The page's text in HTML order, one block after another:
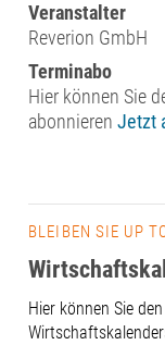
Veranstalter
Reverion GmbH
Terminabo
Hier können Sie
abonnierenJetzt
BLEIBEN SIE UP
Hier können Sie